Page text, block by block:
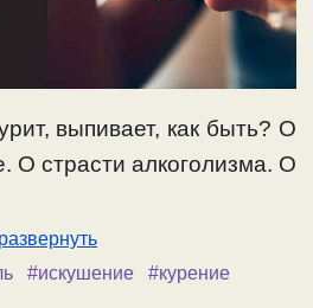
выпивает, как быть? О
О страсти алкоголизма. О
развернуть
#искушение
#курение